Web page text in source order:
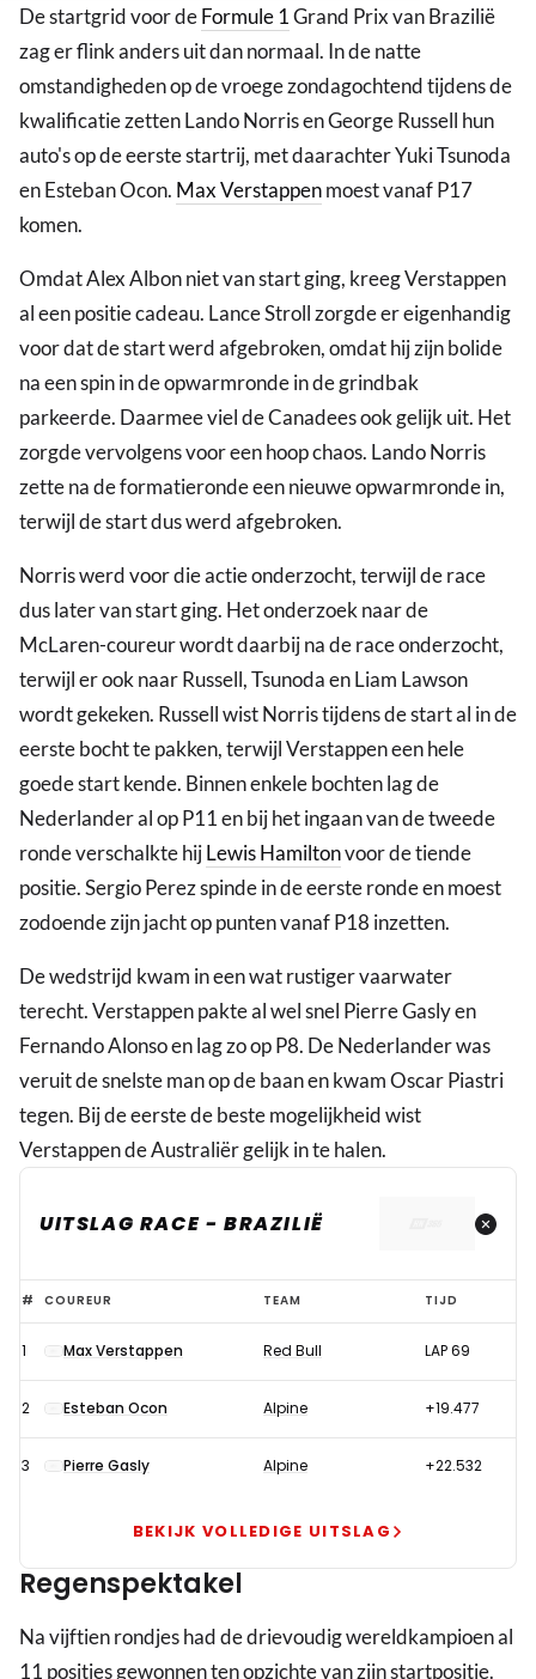
De startgrid voor deFormule 1Grand Prix van Brazilië
zag er flink anders uit dan normaal. In de natte
omstandigheden op de vroege zondagochtend tijdens de
kwalificatie zetten Lando Norris en George Russell hun
auto's op de eerste startrij, met daarachter Yuki Tsunoda
en Esteban Ocon. Max Verstappenmoest vanaf P17
komen.
Omdat Alex Albon niet van start ging, kreeg Verstappen
al een positie cadeau. Lance Stroll zorgde er eigenhandig
voor dat de start werd afgebroken, omdat hij zijn bolide
na een spin in de opwarmronde in de grindbak
parkeerde. Daarmee viel de Canadees ook gelijk uit. Het
zorgde vervolgens voor een hoop chaos. Lando Norris
zette na de formatieronde een nieuwe opwarmronde in,
terwijl de start dus werd afgebroken.
Norris werd voor die actie onderzocht, terwijl de race
dus later van start ging. Het onderzoek naar de
McLaren-coureur wordt daarbij na de race onderzocht,
terwijl er ook naar Russell, Tsunoda en Liam Lawson
wordt gekeken. Russell wist Norris tijdens de start al in de
eerste bocht te pakken, terwijl Verstappen een hele
goede start kende. Binnen enkele bochten lag de
Nederlander al op P11 en bij het ingaan van de tweede
ronde verschalkte hijLewis Hamiltonvoor de tiende
positie. Sergio Perez spinde in de eerste ronde en moest
zodoende zijn jacht op punten vanaf P18 inzetten.
De wedstrijd kwam in een wat rustiger vaarwater
terecht. Verstappen pakte al wel snel Pierre Gasly en
Fernando Alonso en lag zo op P8. De Nederlander was
veruit de snelste man op de baan en kwam Oscar Piastri
tegen. Bij de eerste de beste mogelijkheid wist
Verstappen de Australiër gelijk in te halen.
UITSLAG RACE - BRAZILIË
Weergaloze
Verstappen
deelt
uppercut
aan
regentombola
Brazilië
# COUREUR TEAM TIJD
1 Max Verstappen Red Bull LAP 69
2 Esteban Ocon Alpine +19.477
3 Pierre Gasly Alpine +22.532
BEKIJK VOLLEDIGE UITSLAG
Regenspektakel
Na vijftien rondjes had de drievoudig wereldkampioen al
11 posities gewonnen ten opzichte van zijn startpositie.